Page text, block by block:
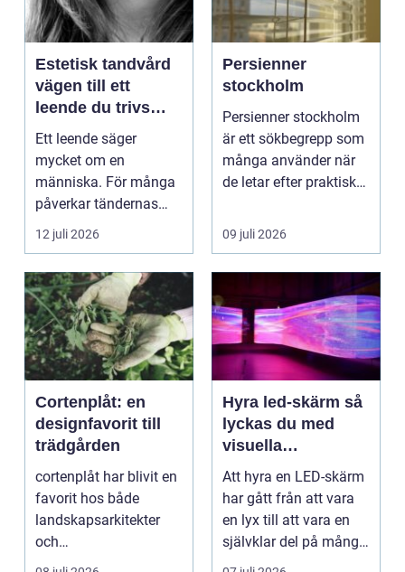
Estetisk tandvård
vägen till ett
leende du trivs
med
Ett leende säger
mycket om en
människa. För många
påverkar tändernas
utseende både
12 juli 2026
Persienner
stockholm
Persienner stockholm
är ett sökbegrepp som
många använder när
de letar efter praktiska
09 juli 2026
Cortenplåt: en
designfavorit till
trädgården
cortenplåt har blivit en
favorit hos både
landskapsarkitekter
och
trädgårdsentusiaster.
Hyra led-skärm så
lyckas du med
visuella
upplevelser på
event
Att hyra en LED-skärm
har gått från att vara
en lyx till att vara en
självklar del på många
event, m...